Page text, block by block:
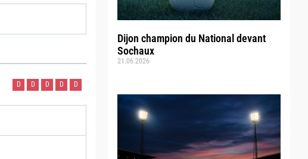
Dijon champion du National devant
Sochaux
21.06.2026
D D D D D